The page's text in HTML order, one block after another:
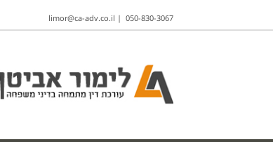
050-830-3067
|
limor@ca-adv.co.il